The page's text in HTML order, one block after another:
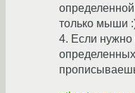
только мыши
4. Если нужно